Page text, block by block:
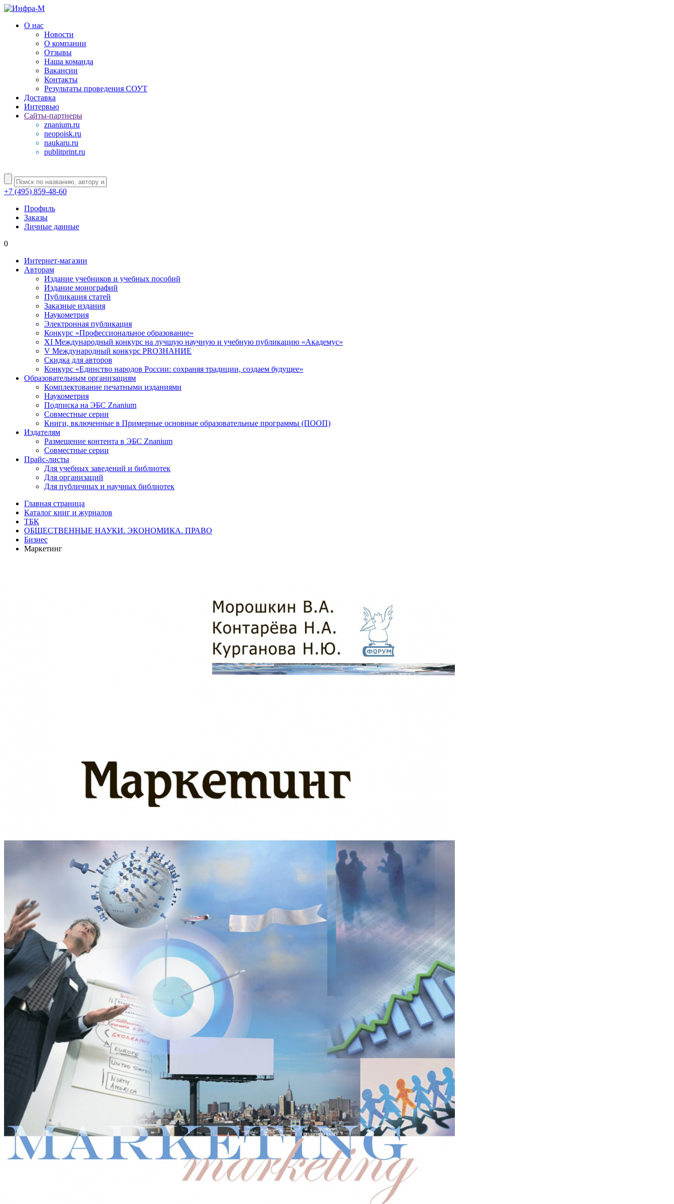
О нас
Новости
О компании
Отзывы
Наша команда
Вакансии
Контакты
Результаты проведения СОУТ
Доставка
Интервью
Сайты-партнеры
znanium.ru
neopoisk.ru
naukaru.ru
publitprint.ru
+7 (495) 859-48-60
Профиль
Заказы
Личные данные
0
Интернет-магазин
Авторам
Издание учебников и учебных пособий
Издание монографий
Публикация статей
Заказные издания
Наукометрия
Электронная публикация
Конкурс «Профессиональное образование»
XI Международный конкурс на лучшую научную и учебную публикацию «Академус»
V Международный конкурс PROЗНАНИЕ
Скидка для авторов
Конкурс «Единство народов России: сохраняя традиции, создаем будущее»
Образовательным организациям
Комплектование печатными изданиями
Наукометрия
Подписка на ЭБС Znanium
Совместные серии
Книги, включенные в Примерные основные образовательные программы (ПООП)
Издателям
Размещение контента в ЭБС Znanium
Совместные серии
Прайс-листы
Для учебных заведений и библиотек
Для организаций
Для публичных и научных библиотек
Главная страница
Каталог книг и журналов
ТБК
ОБЩЕСТВЕННЫЕ НАУКИ. ЭКОНОМИКА. ПРАВО
Бизнес
Маркетинг